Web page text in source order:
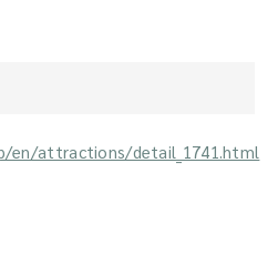
en/attractions/detail_1741.html